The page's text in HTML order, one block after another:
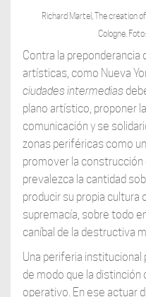
Richard Martel, The creation
Cologne.
Contra la preponderancia
artísticas, como Nueva
ciudades intermedias
plano artístico, proponer
comunicación y se
zonas periféricas como
promover la construcción
prevalezca la cantidad
producir su propia cultura
supremacía, sobre todo
caníbal de la destructiva
Una periferia institucional
de modo que la distinción
operativo. En ese actuar